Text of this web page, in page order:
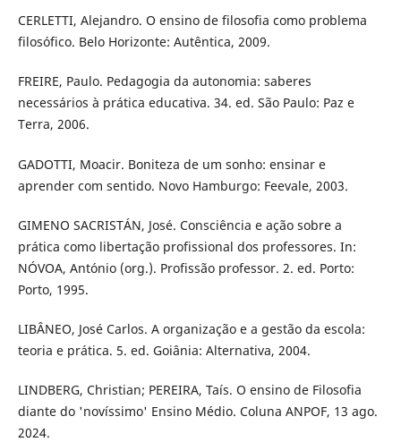
CERLETTI, Alejandro. O ensino de filosofia como problema
filosófico. Belo Horizonte: Autêntica, 2009.
FREIRE, Paulo. Pedagogia da autonomia: saberes
necessários à prática educativa. 34. ed. São Paulo: Paz e
Terra, 2006.
GADOTTI, Moacir. Boniteza de um sonho: ensinar e
aprender com sentido. Novo Hamburgo: Feevale, 2003.
GIMENO SACRISTÁN, José. Consciência e ação sobre a
prática como libertação profissional dos professores. In:
NÓVOA, António (org.). Profissão professor. 2. ed. Porto:
Porto, 1995.
LIBÂNEO, José Carlos. A organização e a gestão da escola:
teoria e prática. 5. ed. Goiânia: Alternativa, 2004.
LINDBERG, Christian; PEREIRA, Taís. O ensino de Filosofia
diante do 'novíssimo' Ensino Médio. Coluna ANPOF, 13 ago.
2024.